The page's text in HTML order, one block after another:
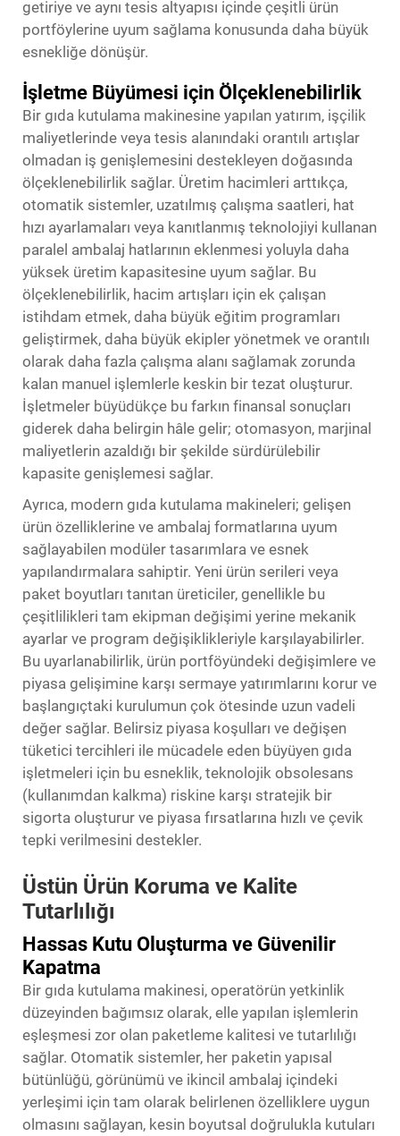
getiriye ve aynı tesis altyapısı içinde çeşitli ürün
portföylerine uyum sağlama konusunda daha büyük
esnekliğe dönüşür.
İşletme Büyümesi için Ölçeklenebilirlik
Bir gıda kutulama makinesine yapılan yatırım, işçilik
maliyetlerinde veya tesis alanındaki orantılı artışlar
olmadan iş genişlemesini destekleyen doğasında
ölçeklenebilirlik sağlar. Üretim hacimleri arttıkça,
otomatik sistemler, uzatılmış çalışma saatleri, hat
hızı ayarlamaları veya kanıtlanmış teknolojiyi kullanan
paralel ambalaj hatlarının eklenmesi yoluyla daha
yüksek üretim kapasitesine uyum sağlar. Bu
ölçeklenebilirlik, hacim artışları için ek çalışan
istihdam etmek, daha büyük eğitim programları
geliştirmek, daha büyük ekipler yönetmek ve orantılı
olarak daha fazla çalışma alanı sağlamak zorunda
kalan manuel işlemlerle keskin bir tezat oluşturur.
İşletmeler büyüdükçe bu farkın finansal sonuçları
giderek daha belirgin hâle gelir; otomasyon, marjinal
maliyetlerin azaldığı bir şekilde sürdürülebilir
kapasite genişlemesi sağlar.
Ayrıca, modern gıda kutulama makineleri; gelişen
ürün özelliklerine ve ambalaj formatlarına uyum
sağlayabilen modüler tasarımlara ve esnek
yapılandırmalara sahiptir. Yeni ürün serileri veya
paket boyutları tanıtan üreticiler, genellikle bu
çeşitlilikleri tam ekipman değişimi yerine mekanik
ayarlar ve program değişiklikleriyle karşılayabilirler.
Bu uyarlanabilirlik, ürün portföyündeki değişimlere ve
piyasa gelişimine karşı sermaye yatırımlarını korur ve
başlangıçtaki kurulumun çok ötesinde uzun vadeli
değer sağlar. Belirsiz piyasa koşulları ve değişen
tüketici tercihleri ile mücadele eden büyüyen gıda
işletmeleri için bu esneklik, teknolojik obsolesans
(kullanımdan kalkma) riskine karşı stratejik bir
sigorta oluşturur ve piyasa fırsatlarına hızlı ve çevik
tepki verilmesini destekler.
Üstün Ürün Koruma ve Kalite
Tutarlılığı
Hassas Kutu Oluşturma ve Güvenilir
Kapatma
Bir gıda kutulama makinesi, operatörün yetkinlik
düzeyinden bağımsız olarak, elle yapılan işlemlerin
eşleşmesi zor olan paketleme kalitesi ve tutarlılığı
sağlar. Otomatik sistemler, her paketin yapısal
bütünlüğü, görünümü ve ikincil ambalaj içindeki
yerleşimi için tam olarak belirlenen özelliklere uygun
olmasını sağlayan, kesin boyutsal doğrulukla kutuları